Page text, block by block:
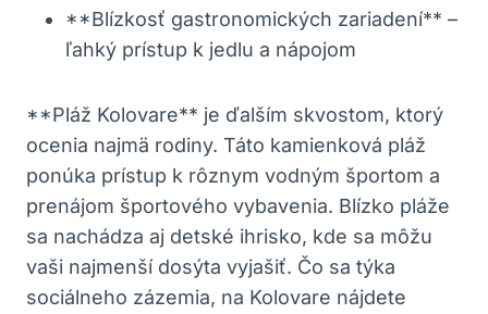
**Blízkosť gastronomických zariadení** –
ľahký prístup k jedlu a nápojom
**Pláž Kolovare** je ďalším skvostom, ktorý
ocenia najmä rodiny. Táto kamienková pláž
ponúka prístup k rôznym vodným športom a
prenájom športového vybavenia. Blízko pláže
sa nachádza aj detské ihrisko, kde sa môžu
vaši najmenší dosýta vyjašiť. Čo sa týka
sociálneho zázemia, na Kolovare nájdete